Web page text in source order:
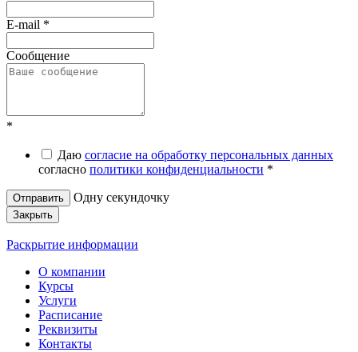
E-mail *
Сообщение
*
Даю согласие на обработку персональных данных
согласно политики конфиденциальности *
Одну секундочку
Закрыть
Раскрытие информации
О компании
Курсы
Услуги
Расписание
Реквизиты
Контакты